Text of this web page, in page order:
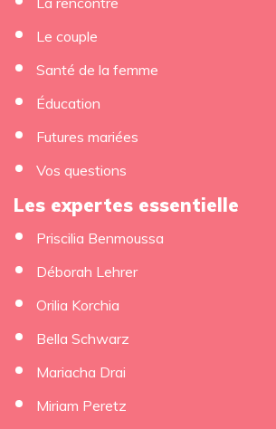
Le couple
Santé de la femme
Éducation
Futures mariées
Vos questions
Les expertes essentielle
Priscilia Benmoussa
Déborah Lehrer
Orilia Korchia
Bella Schwarz
Mariacha Drai
Miriam Peretz